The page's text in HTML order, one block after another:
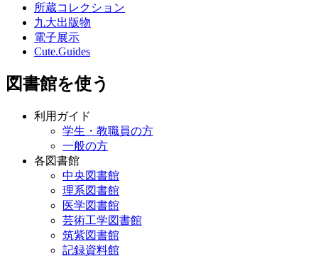
所蔵コレクション
九大出版物
電子展示
Cute.Guides
図書館を使う
利用ガイド
学生・教職員の方
一般の方
各図書館
中央図書館
理系図書館
医学図書館
芸術工学図書館
筑紫図書館
記録資料館